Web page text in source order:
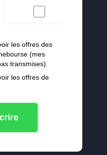
les offres des
(mes
transmises).
les offres de